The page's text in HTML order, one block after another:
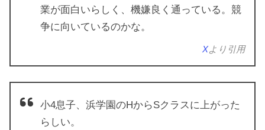
業が面白いらしく、機嫌良く通っている。競
争に向いているのかな。
Xより引用
小4息子、浜学園のHからSクラスに上がった
らしい。